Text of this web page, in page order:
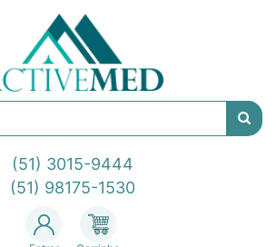
(51) 3015-9444
(51) 98175-1530